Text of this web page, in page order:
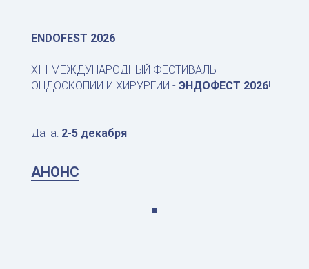
ENDOFEST 2026
XIII МЕЖДУНАРОДНЫЙ ФЕСТИВАЛЬ
ЭНДОСКОПИИ И ХИРУРГИИ - ЭНДОФЕСТ 2026!
Дата: 2-5 декабря
АНОНС
ENDOFEST 2026
XIII МЕЖДУНАРОДНЫЙ ФЕСТИВАЛЬ
ЭНДОСКОПИИ И ХИРУРГИИ - ЭНДОФЕСТ 2026!
Дата: 2-5 декабря
АНОНС